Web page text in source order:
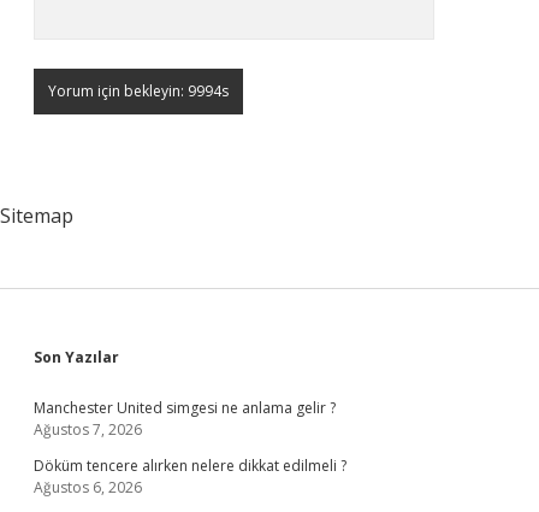
Sitemap
Sidebar
Son Yazılar
Manchester United simgesi ne anlama gelir ?
Ağustos 7, 2026
Döküm tencere alırken nelere dikkat edilmeli ?
Ağustos 6, 2026